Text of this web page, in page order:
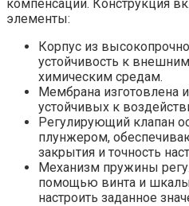
компенсации. Конструкция
элементы:
Корпус из
устойчивость к
химическим средам.
Мембрана изготовлена
устойчивых к
Регулирующий клапан
плунжером,
закрытия и точность
Механизм пружины
помощью винта и
настроить заданное